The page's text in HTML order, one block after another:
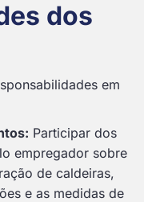
dos
em
Participar dos
empregador sobre
de caldeiras,
e as medidas de